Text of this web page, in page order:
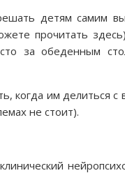
детям самим
прочитать
за обеденным
когда им делиться
не стоит).